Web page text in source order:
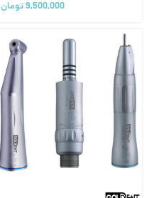
9,500,000تومان